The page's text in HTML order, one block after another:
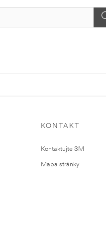
KONTAKT
Kontaktujte 3M
Mapa stránky